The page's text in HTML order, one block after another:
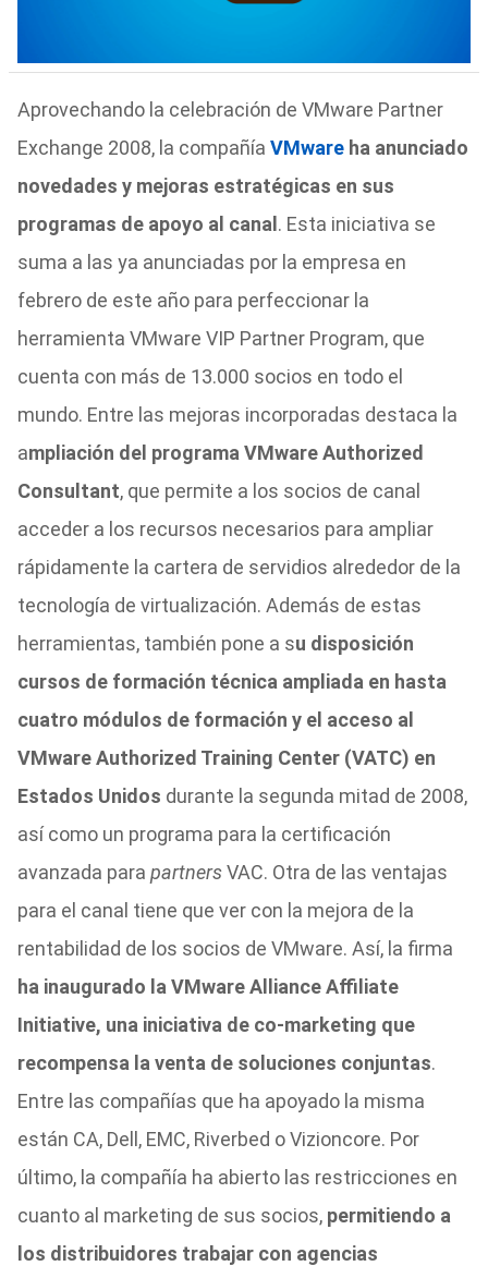
Aprovechando la celebración de VMware Partner
Exchange 2008, la compañía VMwareha anunciado
novedades y mejoras estratégicas en sus
programas de apoyo al canal . Esta iniciativa se
suma a las ya anunciadas por la empresa en
febrero de este año para perfeccionar la
herramienta VMware VIP Partner Program, que
cuenta con más de 13.000 socios en todo el
mundo. Entre las mejoras incorporadas destaca la
ampliación del programa VMware Authorized
Consultant, que permite a los socios de canal
acceder a los recursos necesarios para ampliar
rápidamente la cartera de servidios alrededor de la
tecnología de virtualización. Además de estas
herramientas, también pone a su disposición
cursos de formación técnica ampliada en hasta
cuatro módulos de formación y el acceso al
VMware Authorized Training Center (VATC) en
Estados Unidos durante la segunda mitad de 2008,
así como un programa para la certificación
avanzada para partnersVAC. Otra de las ventajas
para el canal tiene que ver con la mejora de la
rentabilidad de los socios de VMware. Así, la firma
ha inaugurado la VMware Alliance Affiliate
Initiative, una iniciativa de co-marketing que
recompensa la venta de soluciones conjuntas.
Entre las compañías que ha apoyado la misma
están CA, Dell, EMC, Riverbed o Vizioncore. Por
último, la compañía ha abierto las restricciones en
cuanto al marketing de sus socios, permitiendo a
los distribuidores trabajar con agencias